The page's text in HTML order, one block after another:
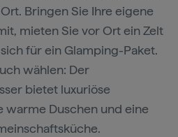
Bringen Sie Ihre eigene
mieten Sie vor Ort ein Zelt
für ein Glamping-Paket.
wählen: Der
bietet luxuriöse
Duschen und eine